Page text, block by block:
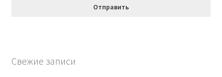
Свежие записи